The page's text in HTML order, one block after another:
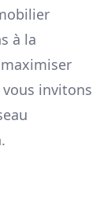
à la
invitons